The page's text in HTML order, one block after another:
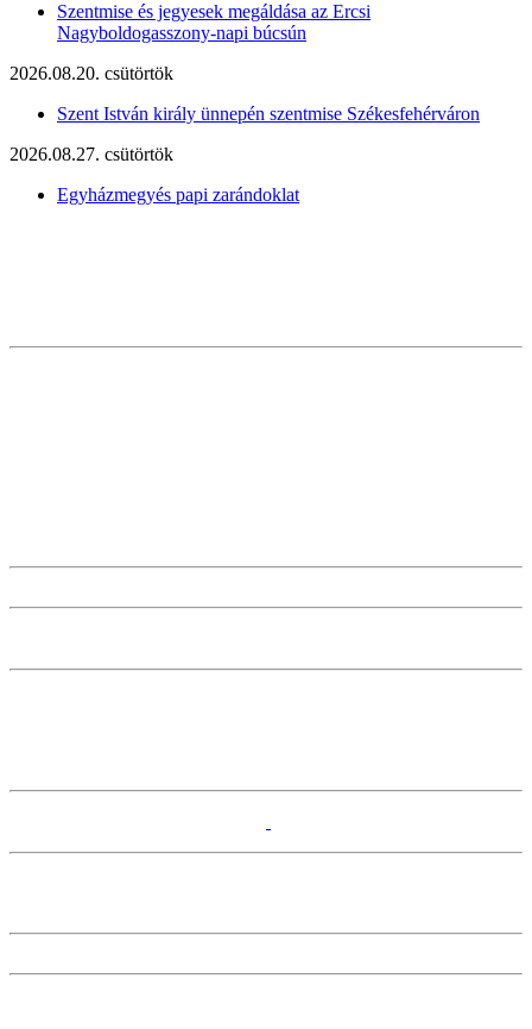
Szentmise és jegyesek megáldása az Ercsi
Nagyboldogasszony-napi búcsún
2026.08.20. csütörtök
Szent István király ünnepén szentmise Székesfehérváron
2026.08.27. csütörtök
Egyházmegyés papi zarándoklat